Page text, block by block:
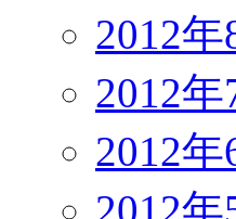
2012
2012
2012
2012